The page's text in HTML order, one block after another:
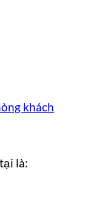
khách
là: